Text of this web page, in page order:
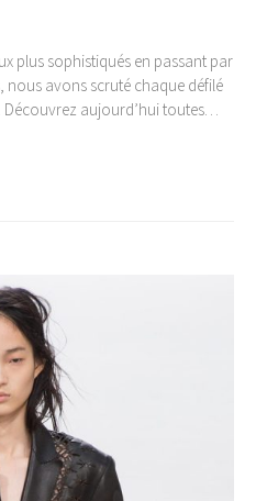
plus sophistiqués en passant par
nous avons scruté chaque défilé
Découvrez aujourd’hui toutes…